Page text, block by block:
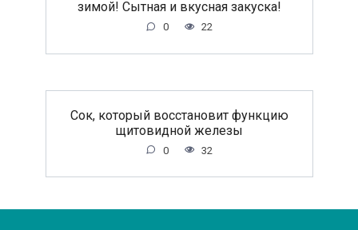
зимой! Сытная и вкусная закуска!
0 22
Сок, который восстановит функцию
щитовидной железы
0 32